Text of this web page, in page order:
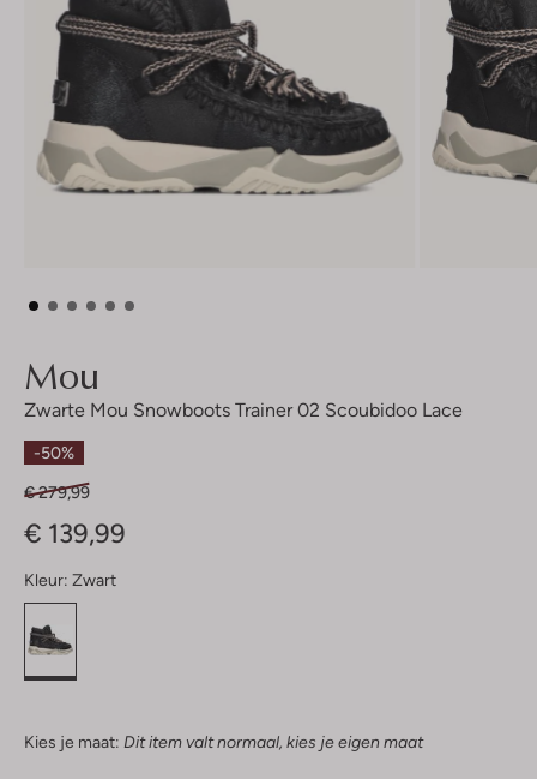
Mou
Zwarte Mou Snowboots Trainer 02 Scoubidoo Lace
-50%
€ 279,99
€ 139,99
Kleur: Zwart
Kies je maat: Dit item valt normaal, kies je eigen maat